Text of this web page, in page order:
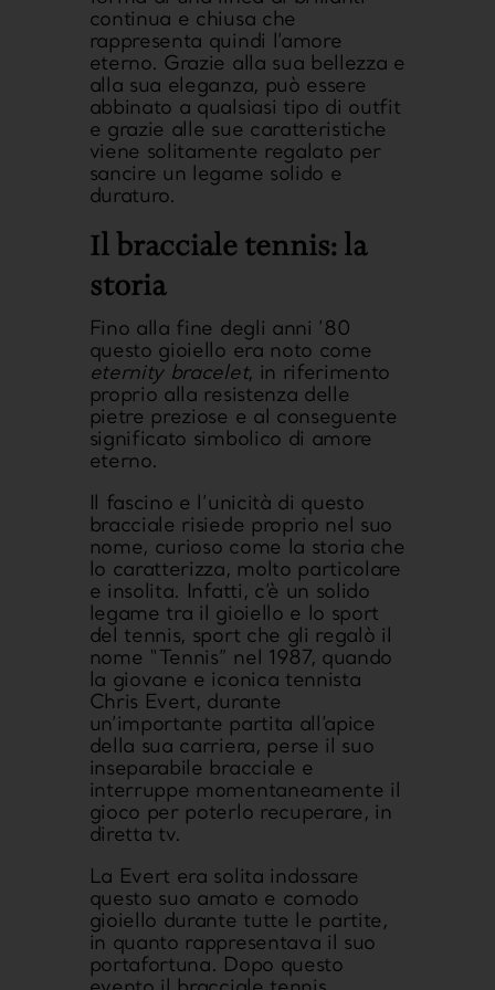
continua e chiusa che
rappresenta quindi l’amore
eterno. Grazie alla sua bellezza e
alla sua eleganza, può essere
abbinato a qualsiasi tipo di outfit
e grazie alle sue caratteristiche
viene solitamente regalato per
sancire un legame solido e
duraturo.
Il bracciale tennis: la
storia
Fino alla fine degli anni ’80
questo gioiello era noto come
eternity bracelet, in riferimento
proprio alla resistenza delle
pietre preziose e al conseguente
significato simbolico di amore
eterno.
Il fascino e l’unicità di questo
bracciale risiede proprio nel suo
nome, curioso come la storia che
lo caratterizza, molto particolare
e insolita. Infatti, c’è un solido
legame tra il gioiello e lo sport
del tennis, sport che gli regalò il
nome “Tennis” nel 1987, quando
la giovane e iconica tennista
Chris Evert, durante
un’importante partita all’apice
della sua carriera, perse il suo
inseparabile bracciale e
interruppe momentaneamente il
gioco per poterlo recuperare, in
diretta tv.
La Evert era solita indossare
questo suo amato e comodo
gioiello durante tutte le partite,
in quanto rappresentava il suo
portafortuna. Dopo questo